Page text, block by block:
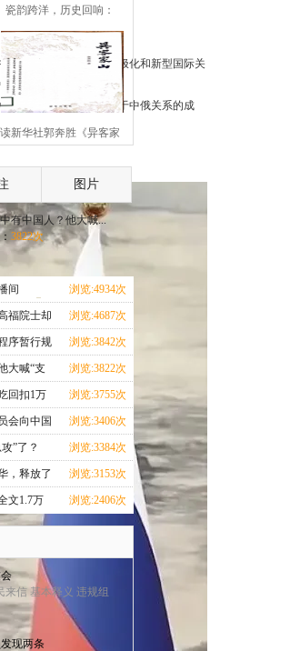
，双方共同倡导世界多极化和新型国际关
信，整个世界都会感慨于中俄关系的成
瓷韵跨洋，历史回响：
“参观
读新华社郭奔胜《异客家
图片
有中国人？他大喊...
3822次
间 浏览:4934次
福院士却
浏览:4687次
序暂行规
浏览:3842次
大喊“支
浏览:3822次
回扣1万
浏览:3755次
会向中国
浏览:3406次
”了？ 浏览:3384次
，释放了
浏览:3153次
文1.7万
浏览:2406次
来信 基本释义 违规组
现两条